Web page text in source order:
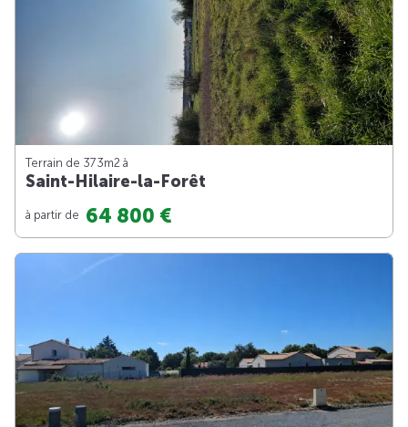
Terrain de 373m2 à
Saint-Hilaire-la-Forêt
à partir de 64 800 €